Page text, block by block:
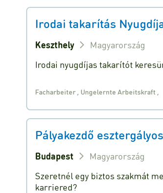
Irodai takarítás
Keszthely
Magyarország
Irodai nyugdíjas takarítót
Facharbeiter Ungelernte Arbeitskraft
Pályakezdő esztergályos
Budapest
Magyarország
Szeretnél egy biztos szakmát
karriered?